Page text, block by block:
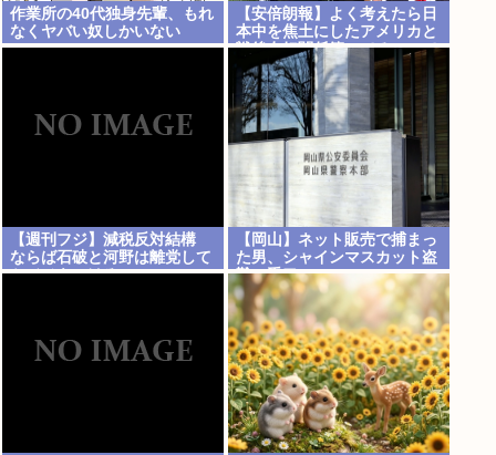
作業所の40代独身先輩、もれ
なくヤバい奴しかいない
www
【安倍朗報】よく考えたら日
本中を焦土にしたアメリカと
戦後友好関係築いてるのって
奇跡だよな
【週刊フジ】減税反対結構
ならば石破と河野は離党して
ケジメをつけろ
【岡山】ネット販売で捕まっ
た男、シャインマスカット盗
難の手口